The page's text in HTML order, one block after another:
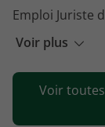
Voir plus
Emploi Juriste
Emploi Juriste
Emploi Juriste
Emploi Juriste
Voir